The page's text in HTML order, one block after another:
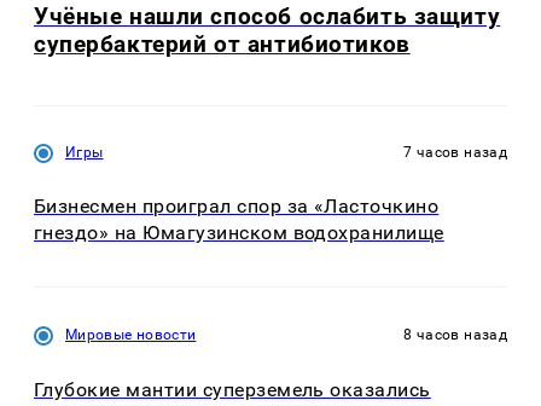
Учёные нашли способ ослабить защиту
супербактерий от антибиотиков
Игры 7 часов назад
Бизнесмен проиграл спор за «Ласточкино
гнездо» на Юмагузинском водохранилище
Мировые новости 8 часов назад
Глубокие мантии суперземель оказались